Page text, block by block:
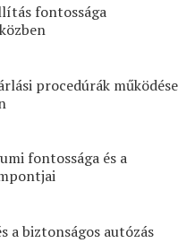
fontossága
procedúrák működése
fontossága és a
a biztonságos autózás